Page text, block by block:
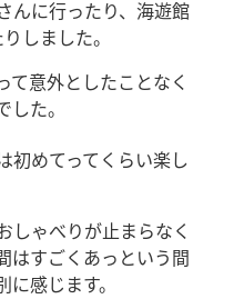
んに行ったり、海遊館
しました。
て意外としたことなく
た。
初めてってくらい楽し
しゃべりが止まらなく
はすごくあっという間
感じます。